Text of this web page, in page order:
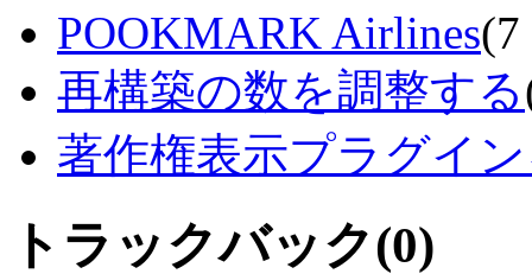
POOKMARK Airlines(7
再構築の数を調整する
著作権表示プラグイ
トラックバック(0)